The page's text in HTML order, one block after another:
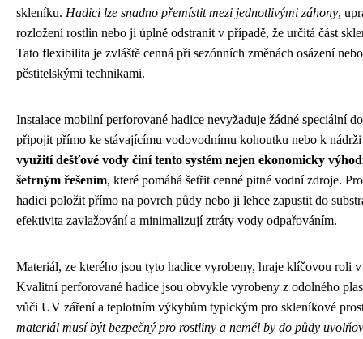
skleníku. Hadici lze snadno přemístit mezi jednotlivými záhony,
rozložení rostlin nebo ji úplně odstranit v případě, že určitá část
Tato flexibilita je zvláště cenná při sezónních změnách osázení
pěstitelskými technikami.
Instalace mobilní perforované hadice nevyžaduje žádné speciální
připojit přímo ke stávajícímu vodovodnímu kohoutku nebo k
využití dešťové vody činí tento systém nejen ekonomicky
šetrným řešením, které pomáhá šetřit cenné pitné vodní zdroje.
hadici položit přímo na povrch půdy nebo ji lehce zapustit do
efektivita zavlažování a minimalizují ztráty vody odpařováním.
Materiál, ze kterého jsou tyto hadice vyrobeny, hraje klíčovou roli
Kvalitní perforované hadice jsou obvykle vyrobeny z odolného
vůči UV záření a teplotním výkybům typickým pro skleníkové
materiál musí být bezpečný pro rostliny a neměl by do půdy